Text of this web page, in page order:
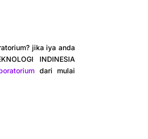
jika iya anda
INDINESIA
dari mulai